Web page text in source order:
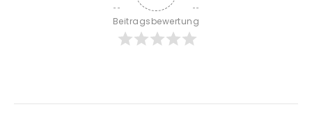
Beitragsbewertung